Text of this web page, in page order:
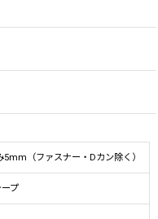
（ファスナー・Dカン除く）
プ